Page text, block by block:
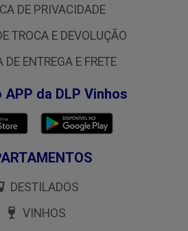
DE PRIVACIDADE
TROCA E DEVOLUÇÃO
ENTREGA E FRETE
APP da DLP Vinhos
DESTILADOS
VINHOS